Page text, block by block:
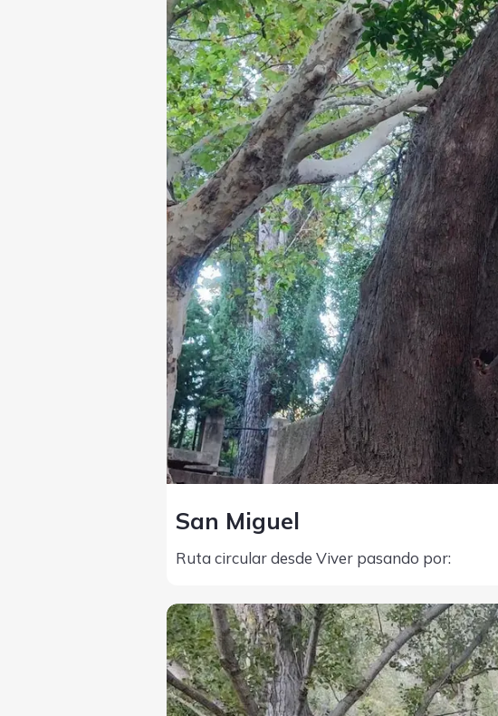
San Miguel
Ruta circular desde Viver pasando por: